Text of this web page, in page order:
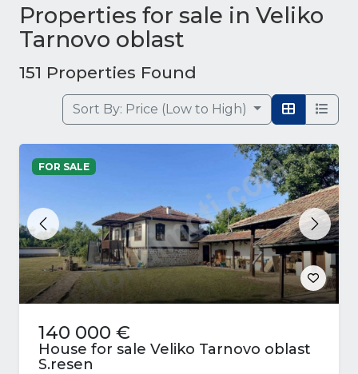
Properties for sale in Veliko
Tarnovo oblast
151 Properties Found
Sort By: Price (Low to High)
Previous Next
FOR SALE
140 000 €
House for sale Veliko Tarnovo oblast
S.resen